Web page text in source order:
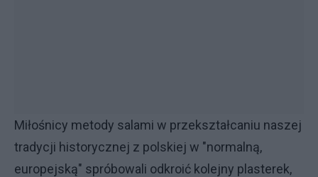
Miłośnicy metody salami w przekształcaniu naszej
tradycji historycznej z polskiej w "normalną,
europejską" spróbowali odkroić kolejny plasterek,